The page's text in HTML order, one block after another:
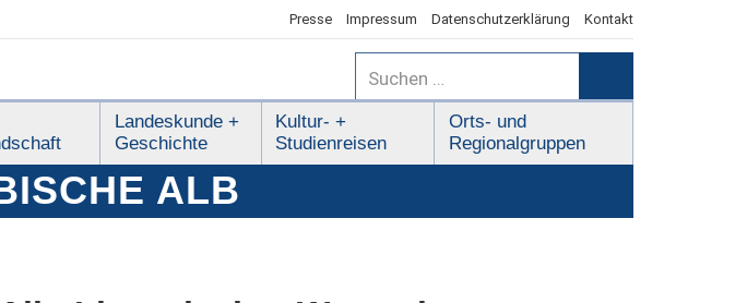
Presse Impressum Datenschutzerklärung Kontakt
Suchen
nach:
Landeskunde +
Geschichte
Kultur- +
Studienreisen
Orts- und
Regionalgruppen
ALB